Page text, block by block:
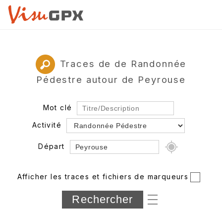
Traces de de Randonnée
Pédestre autour de Peyrouse
Mot clé
Activité
Départ
Département
Longueur min/max
Afficher les traces et fichiers de marqueurs